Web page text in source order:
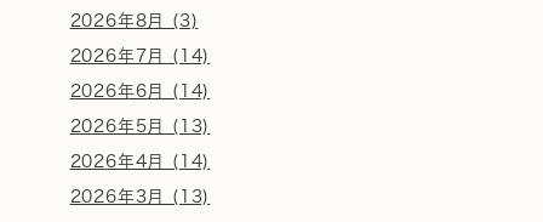
2026年8月 (3)
2026年7月 (14)
2026年6月 (14)
2026年5月 (13)
2026年4月 (14)
2026年3月 (13)